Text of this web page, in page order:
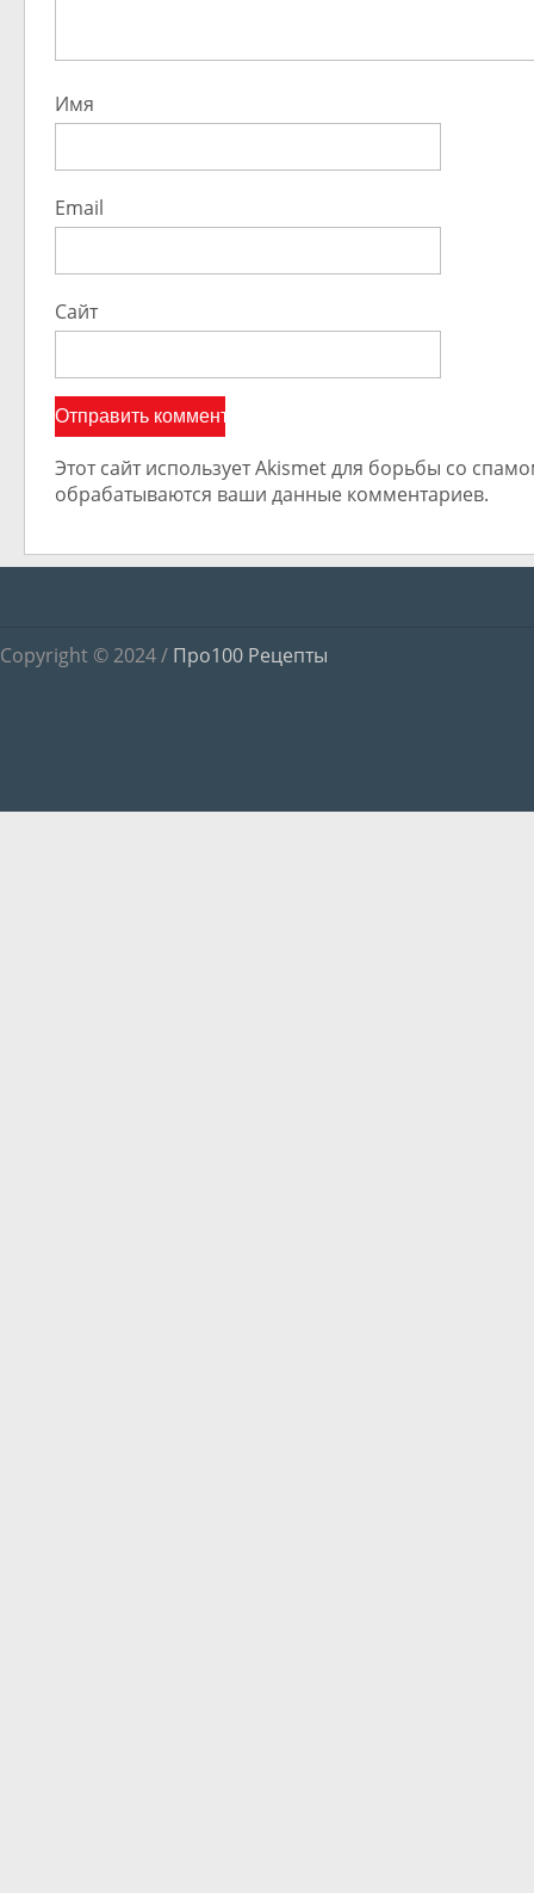
Имя
Email
Сайт
Этот сайт использует Akismet для борьбы со
обрабатываются ваши данные комментариев.
Copyright © 2024 / Про100 Рецепты